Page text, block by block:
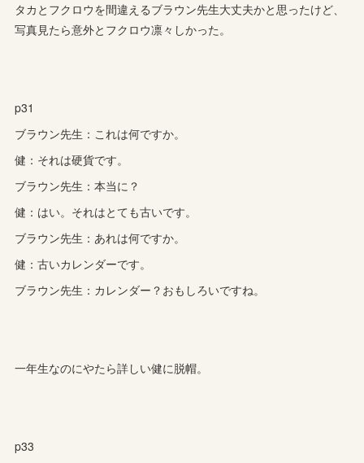
タカとフクロウを間違えるブラウン先生大丈夫かと思ったけど、
写真見たら意外とフクロウ凛々しかった。
p31
ブラウン先生：これは何ですか。
健：それは硬貨です。
ブラウン先生：本当に？
健：はい。それはとても古いです。
ブラウン先生：あれは何ですか。
健：古いカレンダーです。
ブラウン先生：カレンダー？おもしろいですね。
一年生なのにやたら詳しい健に脱帽。
p33